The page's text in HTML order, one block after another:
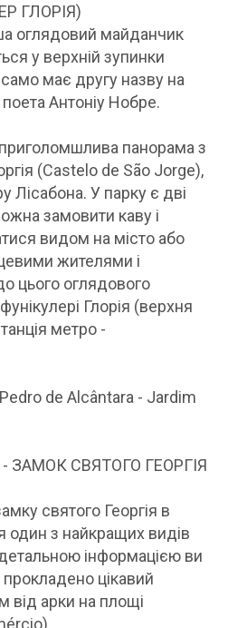
ГЛОРІЯ)
оглядовий майданчик
у верхній зупинки
має другу назву на
Антоніу Нобре.
панорама з
(Castelo de São Jorge),
Лісабона. У парку є дві
замовити каву і
видом на місто або
жителями і
цього оглядового
Глорія (верхня
метро -
de Alcântara - Jardim
- ЗАМОК СВЯТОГО ГЕОРГІЯ
святого Георгія в
один з найкращих видів
детальною інформацією ви
прокладено цікавий
від арки на площі